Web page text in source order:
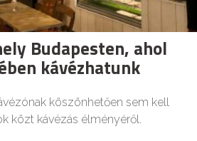
Budapesten, ahol
kávézhatunk
köszönhetően sem kell
közt kávézás élményéről.